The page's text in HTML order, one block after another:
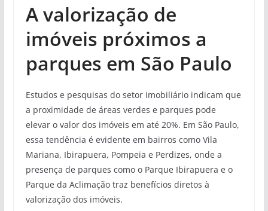
A valorização de
imóveis próximos a
parques em São Paulo
Estudos e pesquisas do setor imobiliário indicam que
a proximidade de áreas verdes e parques pode
elevar o valor dos imóveis em até 20%. Em São Paulo,
essa tendência é evidente em bairros como Vila
Mariana, Ibirapuera, Pompeia e Perdizes, onde a
presença de parques como o Parque Ibirapuera e o
Parque da Aclimação traz benefícios diretos à
valorização dos imóveis.